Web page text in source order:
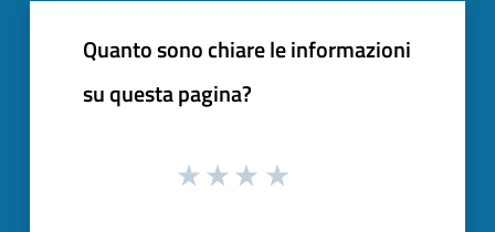
Quanto sono chiare le informazioni
su questa pagina?